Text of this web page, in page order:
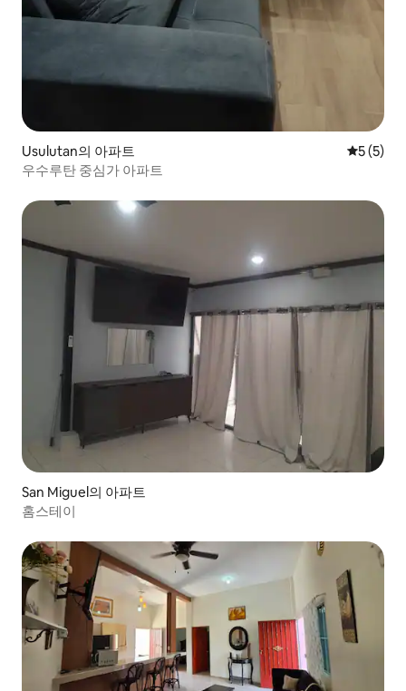
Usulutan의 아파트 평점 5점
5 (5)
우수루탄 중심가 아파트
San Miguel의 아파트
홈스테이